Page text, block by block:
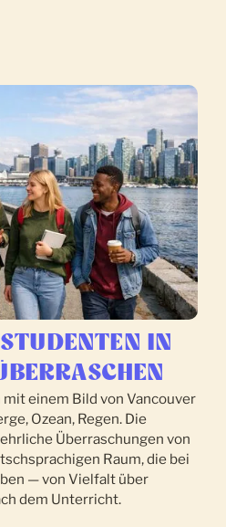
IN
einem Bild von Vancouver
Ozean, Regen. Die
Überraschungen von
Raum, die bei
— von Vielfalt über
dem Unterricht.